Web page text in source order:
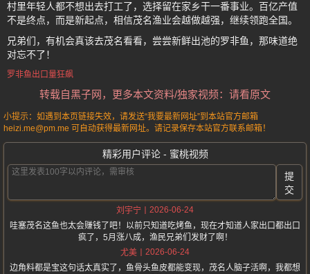
村里年轻人都不想出去打工了，选择留在家乡干一番事业。百亿产值
不是终点，而是新起点，相信茂名渔业会越做越强，继续领跑全国。
兄弟们，有机会真该去茂名看看，尝尝新鲜出池的罗非鱼，那味道绝
对忘不了！
罗非鱼出口量狂飙
转载自黑子网，更多本文资料/独家视频：请看原文
小提示：如遇到本页链接失效，请发送“我要最新网址”到本站官方邮箱
heizi.me@pm.me 可自动获得最新网址。请记录保存本站官方联系邮箱！
精彩用户评论 - 蜜桃视频
提
交
刘宇宁
2026-06-24
哇塞茂名这鱼也太会赚钱了吧！以前只知道吃烤鱼，现在才知道人家出口都出口
疯了，5月涨八成，渔民兄弟们发财了啊！
尤美
2026-06-24
边角料都是宝这句话太真实了，鱼骨头鱼皮都能变现，茂名人脑子活啊，我都想